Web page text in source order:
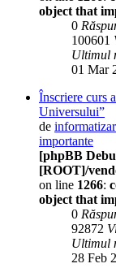
object that
0
100601
Ultimul
01 Mar
Înscriere curs
Universului”
de
importante
[phpBB
[ROOT]/
on line 1266:
object that
0
92872
Ultimul
28 Feb